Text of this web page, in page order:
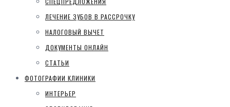
ЛЕЧЕНИЕ ЗУБОВ В РАССРОЧКУ
НАЛОГОВЫЙ ВЫЧЕТ
ДОКУМЕНТЫ ОНЛАЙН
СТАТЬИ
ФОТОГРАФИИ КЛИНИКИ
ИНТЕРЬЕР